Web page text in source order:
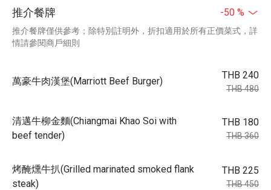
推介餐牌 -50 %
推介餐牌僅供參考；除特別註明外，折扣適用於所有正價菜式，詳
情請參閱商戶細則
萬豪牛肉漢堡(Marriott Beef Burger)
THB 240
THB 480
清邁牛柳金麵(Chiangmai Khao Soi with
beef tender)
THB 180
THB 360
烤醃燻牛扒(Grilled marinated smoked flank
steak)
THB 225
THB 450